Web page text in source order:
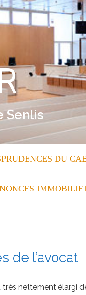
Senlis
DU
de l’avocat
très nettement élargi